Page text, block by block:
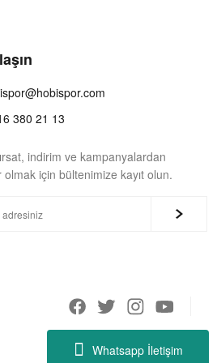
Whatsapp İletişim
380 21 13
indirim ve kampanyalardan
olmak için bültenimize kayıt olun.